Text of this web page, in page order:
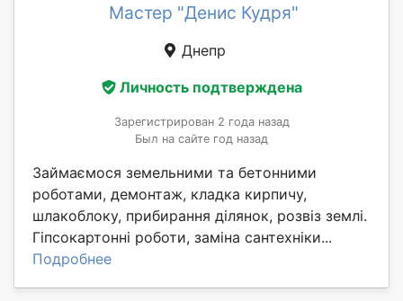
Мастер "Денис Кудря"
Днепр
Личность подтверждена
Зарегистрирован 2 года назад
Был на сайте год назад
Займаємося земельними та бетонними
роботами, демонтаж, кладка кирпичу,
шлакоблоку, прибирання ділянок, розвіз землі.
Гіпсокартонні роботи, заміна сантехніки...
Подробнее